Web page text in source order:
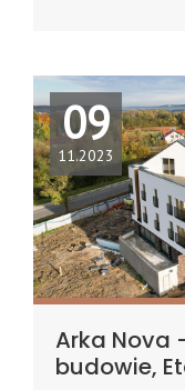
09
11.2023
Arka Nova
budowie,